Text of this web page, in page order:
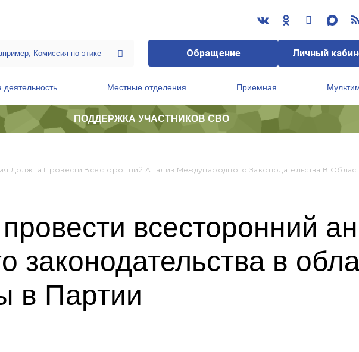
Обращение Личный
Местные отделения Приемная
ПОДДЕРЖКА УЧАСТНИКОВ СВО
Должна Провести Всесторонний Анализ Международного Законодательства В
всесторонний
законодательства в
в Партии